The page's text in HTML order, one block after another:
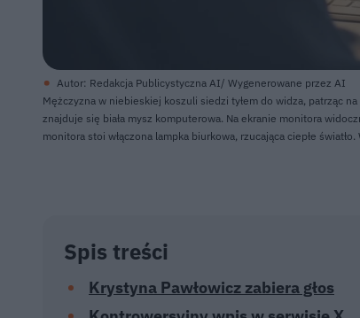
Autor: Redakcja Publicystyczna AI/ Wygenerowane przez AI
Mężczyzna w niebieskiej koszuli siedzi tyłem do widza, patrząc
znajduje się biała mysz komputerowa. Na ekranie monitora
monitora stoi włączona lampka biurkowa, rzucająca ciepłe
Spis treści
Krystyna Pawłowicz zabiera głos